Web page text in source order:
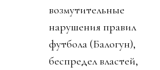
возмутительные
нарушения правил
футбола (Балогун),
беспредел властей,